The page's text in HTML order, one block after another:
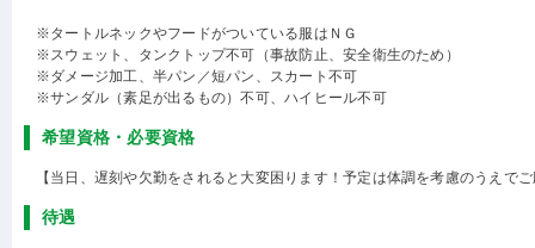
※タートルネックやフードがついている服はＮＧ
※スウェット、タンクトップ不可（事故防止、安全衛生のため）
※ダメージ加工、半パン／短パン、スカート不可
※サンダル（素足が出るもの）不可、ハイヒール不可
希望資格・必要資格
【当日、遅刻や欠勤をされると大変困ります！予定は体調を考慮のうえで
待遇